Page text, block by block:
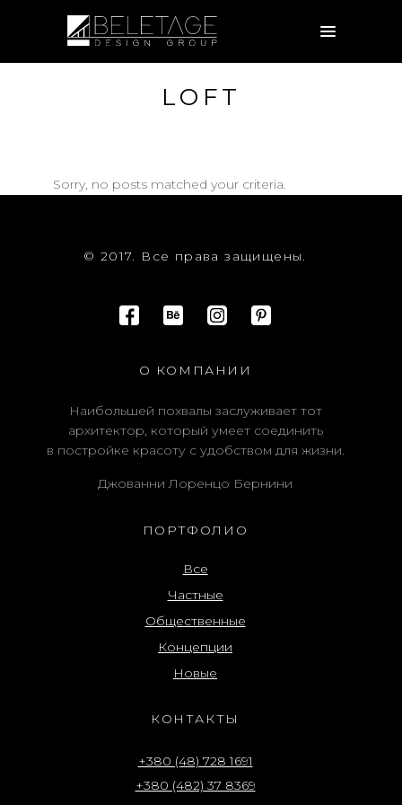
LOFT
Sorry, no posts matched your criteria.
© 2017. Все права защищены.
О КОМПАНИИ
Наибольшей похвалы заслуживает тот
архитектор, который умеет соединить
в постройке красоту с удобством для жизни.
Джованни Лоренцо Бернини
ПОРТФОЛИО
Все
Частные
Общественные
Концепции
Новые
КОНТАКТЫ
+380 (48) 728 1691
+380 (482) 37 8369